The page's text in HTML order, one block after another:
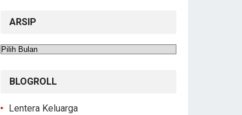
ARSIP
Arsip
BLOGROLL
Lentera Keluarga